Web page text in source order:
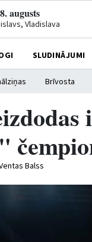
augusts
Vladislava
SLUDINĀJUMI
Brīvosta
Balss